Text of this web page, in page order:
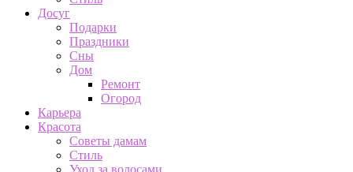
Досуг
Подарки
Праздники
Сны
Дом
Ремонт
Огород
Карьера
Красота
Советы дамам
Стиль
Уход за волосами